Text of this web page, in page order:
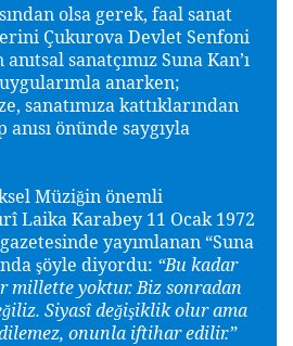
olsa gerek, faal sanat
Çukurova Devlet Senfoni
anıtsal sanatçımız Suna Kan’ı
anarken;
sanatımıza kattıklarından
anısı önünde saygıyla
Müziğin önemli
Laika Karabey 11 Ocak 1972
yayımlanan “Suna
şöyle diyordu: “Bu kadar
millette yoktur. Biz sonradan
ğiliz. Siyasî değişiklik olur ama
onunla iftihar edilir.”